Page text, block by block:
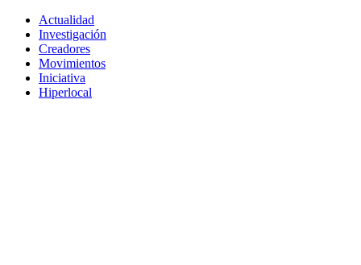
Actualidad
Investigación
Creadores
Movimientos
Iniciativa
Hiperlocal